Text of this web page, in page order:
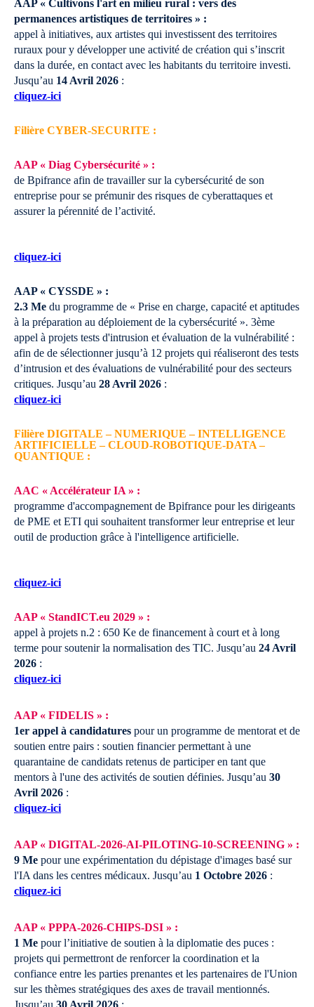
AAP « Cultivons l'art en milieu rural : vers des
permanences artistiques de territoires » :
appel à initiatives, aux artistes qui investissent des territoires
ruraux pour y développer une activité de création qui s’inscrit
dans la durée, en contact avec les habitants du territoire investi.
Jusqu’au 14 Avril 2026 :
cliquez-ici
Filière CYBER-SECURITE :
AAP « Diag Cybersécurité » :
de Bpifrance afin de travailler sur la cybersécurité de son
entreprise pour se prémunir des risques de cyberattaques et
assurer la pérennité de l’activité.
cliquez-ici
AAP « CYSSDE » :
2.3 Me du programme de « Prise en charge, capacité et aptitudes
à la préparation au déploiement de la cybersécurité ». 3ème
appel à projets tests d'intrusion et évaluation de la vulnérabilité :
afin de de sélectionner jusqu’à 12 projets qui réaliseront des tests
d’intrusion et des évaluations de vulnérabilité pour des secteurs
critiques. Jusqu’au 28 Avril 2026 :
cliquez-ici
Filière DIGITALE – NUMERIQUE – INTELLIGENCE
ARTIFICIELLE – CLOUD-ROBOTIQUE-DATA –
QUANTIQUE :
AAC « Accélérateur IA » :
programme d'accompagnement de Bpifrance pour les dirigeants
de PME et ETI qui souhaitent transformer leur entreprise et leur
outil de production grâce à l'intelligence artificielle.
cliquez-ici
AAP « StandICT.eu 2029 » :
appel à projets n.2 : 650 Ke de financement à court et à long
terme pour soutenir la normalisation des TIC. Jusqu’au 24 Avril
2026 :
cliquez-ici
AAP « FIDELIS » :
1er appel à candidatures pour un programme de mentorat et de
soutien entre pairs : soutien financier permettant à une
quarantaine de candidats retenus de participer en tant que
mentors à l'une des activités de soutien définies. Jusqu’au 30
Avril 2026 :
cliquez-ici
AAP « DIGITAL-2026-AI-PILOTING-10-SCREENING » :
9 Me pour une expérimentation du dépistage d'images basé sur
l'IA dans les centres médicaux. Jusqu’au 1 Octobre 2026 :
cliquez-ici
AAP « PPPA-2026-CHIPS-DSI » :
1 Me pour l’initiative de soutien à la diplomatie des puces :
projets qui permettront de renforcer la coordination et la
confiance entre les parties prenantes et les partenaires de l'Union
sur les thèmes stratégiques des axes de travail mentionnés.
Jusqu’au 30 Avril 2026 :